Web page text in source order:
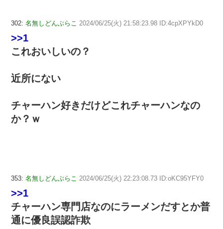
302: 名無しどんぶらこ 2024/06/25(火) 21:58:23.98 ID:4cpXPYkD0
>>1
これおいしいの？
近所にない
チャーハン好きだけどこれチャーハンなの
か？ｗ
353: 名無しどんぶらこ 2024/06/25(火) 22:23:08.73 ID:oKC95YFY0
>>1
チャーハン専門店なのにラーメンだすとか普
通に優良誤認詐欺